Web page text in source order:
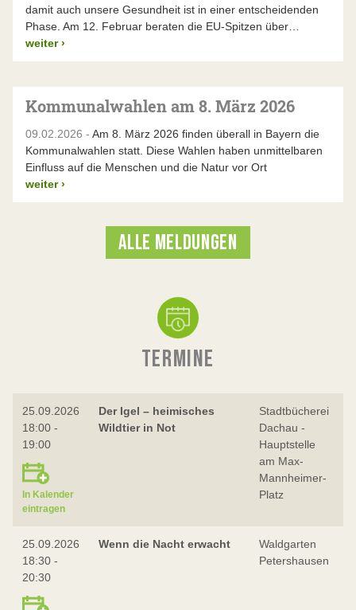
damit auch unsere Gesundheit ist in einer entscheidenden
Phase. Am 12. Februar beraten die EU-Spitzen über…
weiter ›
Kommunalwahlen am 8. März 2026
09.02.2026 - Am 8. März 2026 finden überall in Bayern die
Kommunalwahlen statt. Diese Wahlen haben unmittelbaren
Einfluss auf die Menschen und die Natur vor Ort
weiter ›
ALLE MELDUNGEN
TERMINE
25.09.2026
18:00 -
19:00
In Kalender
eintragen
Der Igel – heimisches
Wildtier in Not
Stadtbücherei
Dachau -
Hauptstelle
am Max-
Mannheimer-
Platz
25.09.2026
18:30 -
20:30
Wenn die Nacht erwacht
Waldgarten
Petershausen